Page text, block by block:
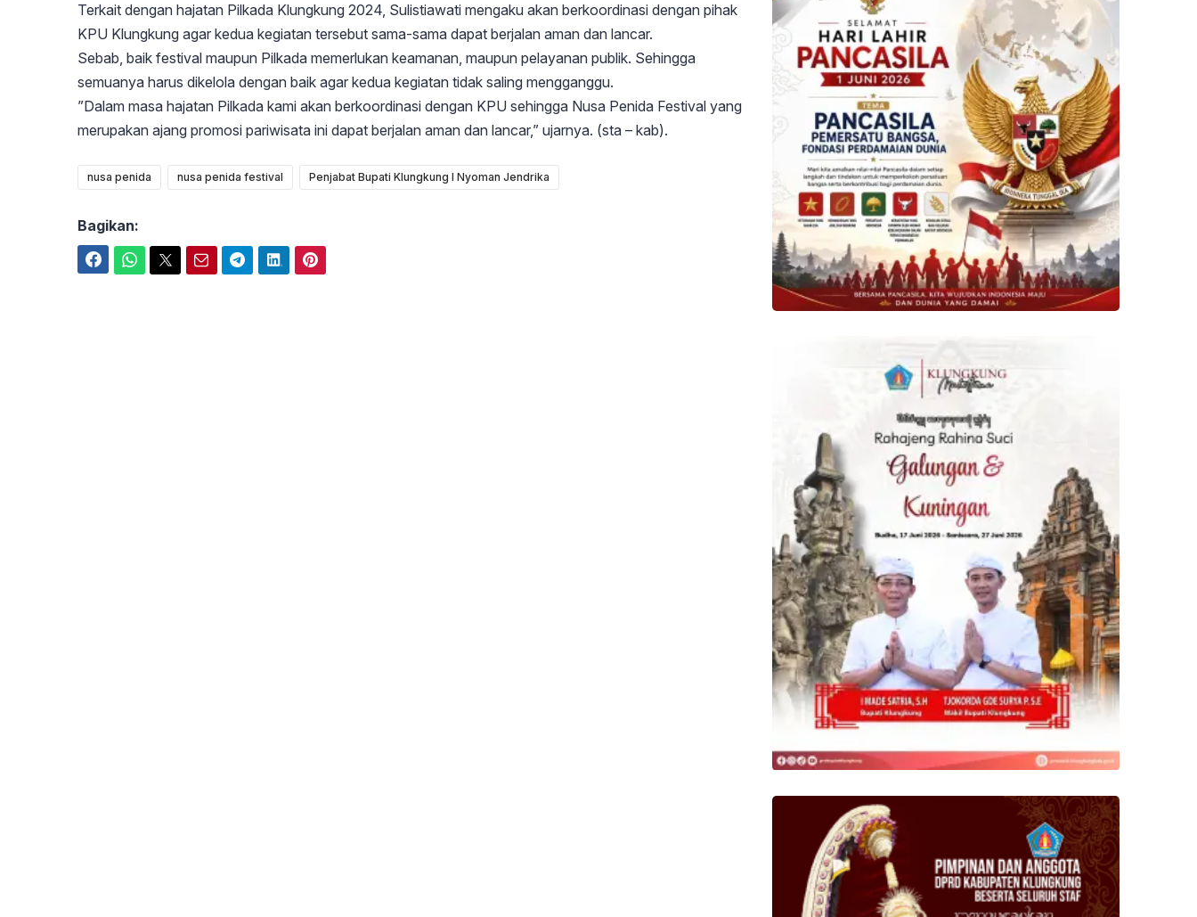
Terkait dengan hajatan Pilkada Klungkung 2024, Sulistiawati mengaku akan berkoordinasi dengan pihak
KPU Klungkung agar kedua kegiatan tersebut sama-sama dapat berjalan aman dan lancar.
Sebab, baik festival maupun Pilkada memerlukan keamanan, maupun pelayanan publik. Sehingga
semuanya harus dikelola dengan baik agar kedua kegiatan tidak saling mengganggu.
”Dalam masa hajatan Pilkada kami akan berkoordinasi dengan KPU sehingga Nusa Penida Festival yang
merupakan ajang promosi pariwisata ini dapat berjalan aman dan lancar,” ujarnya. (sta – kab).
nusa penida nusa penida festival Penjabat Bupati Klungkung I Nyoman Jendrika
Bagikan: